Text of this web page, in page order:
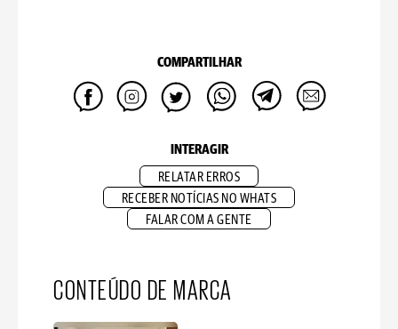
COMPARTILHAR
INTERAGIR
RELATAR ERROS
RECEBER NOTÍCIAS NO WHATS
FALAR COM A GENTE
CONTEÚDO DE MARCA